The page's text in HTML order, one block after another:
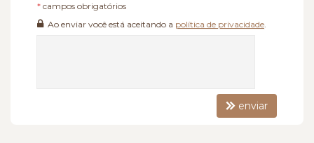
* campos obrigatórios
Ao enviar você está aceitando a política de privacidade
enviar